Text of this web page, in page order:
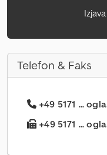
Telefon & Faks
+49 5171 ...
+49 5171 ...